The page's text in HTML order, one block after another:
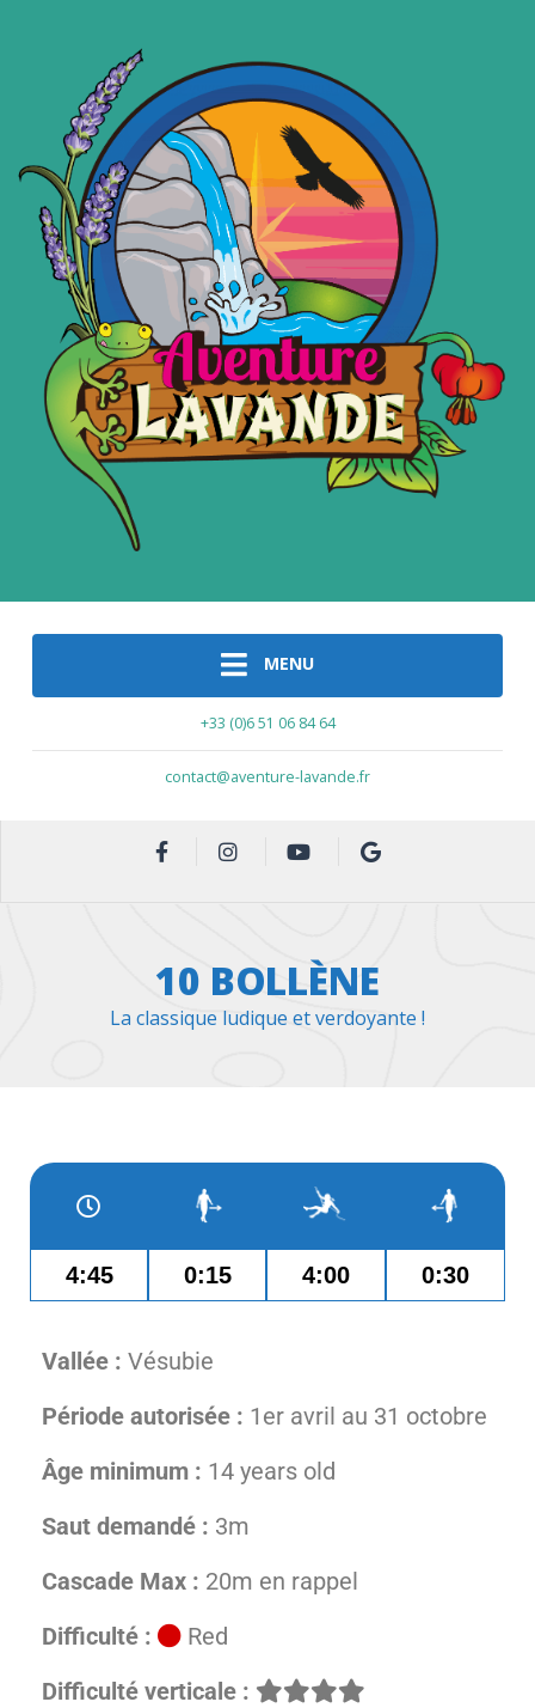
MENU
+33 (0)6 51 06 84 64
contact@aventure-lavande.fr
10 BOLLÈNE
La classique ludique et verdoyante !
4:45 0:15 4:00 0:30
Vallée : Vésubie
Période autorisée : 1er avril au 31 octobre
Âge minimum : 14 years old
Saut demandé : 3m
Cascade Max : 20m en rappel
Difficulté :
Red
Difficulté verticale :